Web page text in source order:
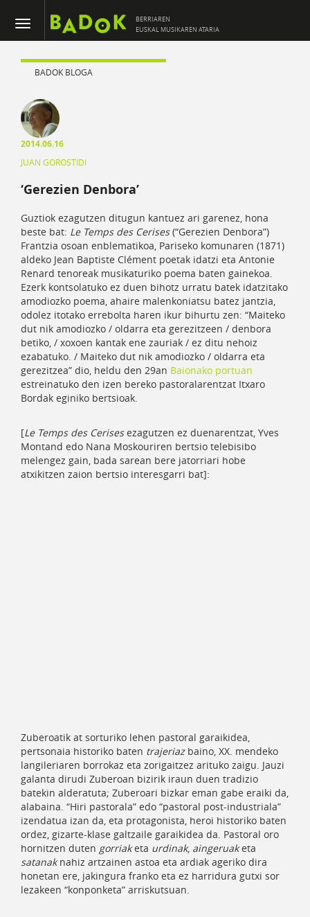
BERRIAREN
EUSKAL MUSIKAREN ATARIA
BADOK BLOGA
2014.06.16
JUAN GOROSTIDI
‘Gerezien Denbora’
Guztiok ezagutzen ditugun kantuez ari garenez, hona
beste bat: Le Temps des Cerises(“Gerezien Denbora”)
Frantzia osoan enblematikoa, Pariseko komunaren (1871)
aldeko Jean Baptiste Clément poetak idatzi eta Antonie
Renard tenoreak musikaturiko poema baten gainekoa.
Ezerk kontsolatuko ez duen bihotz urratu batek idatzitako
amodiozko poema, ahaire malenkoniatsu batez jantzia,
odolez itotako errebolta haren ikur bihurtu zen: “Maiteko
dut nik amodiozko / oldarra eta gerezitzeen / denbora
betiko, / xoxoen kantak ene zauriak / ez ditu nehoiz
ezabatuko. / Maiteko dut nik amodiozko / oldarra eta
gerezitzea” dio, heldu den 29an Baionako portuan
estreinatuko den izen bereko pastoralarentzat Itxaro
Bordak eginiko bertsioak.
[Le Temps des Cerisesezagutzen ez duenarentzat, Yves
Montand edo Nana Moskouriren bertsio telebisibo
melengez gain, bada sarean bere jatorriari hobe
atxikitzen zaion bertsio interesgarri bat]:
Zuberoatik at sorturiko lehen pastoral garaikidea,
pertsonaia historiko baten trajeriazbaino, XX. mendeko
langileriaren borrokaz eta zorigaitzez arituko zaigu. Jauzi
galanta dirudi Zuberoan bizirik iraun duen tradizio
batekin alderatuta; Zuberoari bizkar eman gabe eraiki da,
alabaina. “Hiri pastorala” edo “pastoral post-industriala”
izendatua izan da, eta protagonista, heroi historiko baten
ordez, gizarte-klase galtzaile garaikidea da. Pastoral oro
hornitzen duten gorriaketa urdinak, aingeruaketa
satanaknahiz artzainen astoa eta ardiak ageriko dira
honetan ere, jakingura franko eta ez harridura gutxi sor
lezakeen “konponketa” arriskutsuan.